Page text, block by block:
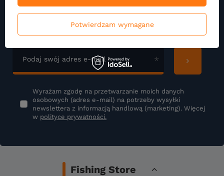
Podaj swój adres e-mail
Wyrażam zgodę na przetwarzanie moich danych
osobowych (adres e-mail) na potrzeby wysyłki
newslettera z informacją handlową (marketing). Więcej
w polityce prywatności.
Fishing Store
Potwierdzam wymagane